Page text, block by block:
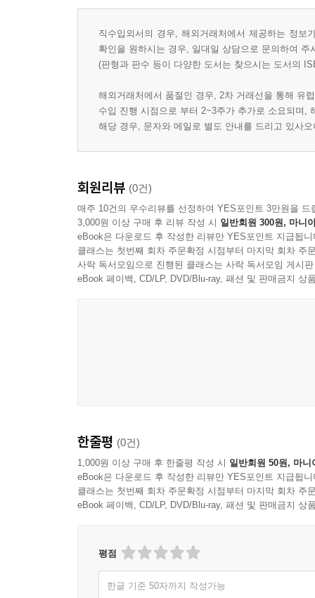
직수입외서의 경우, 해외거래처에서 제공하는 정
확인을 원하시는 경우, 일대일 상담으로 문의하여 주
(판형과 판수 등이 다양한 도서는 찾으시는 도서의
해외거래처에서 품절인 경우, 2차 거래선을 통해 유
수입 진행 시점으로 부터 2~3주가 추가로 소요되며,
해당 경우, 문자와 메일로 별도 안내를 드리고 있사
회원리뷰 (0건)
매주 10건의 우수리뷰를 선정하여 YES포인트 3만원을 드
3,000원 이상 구매 후 리뷰 작성 시 일반회원 300원, 마니
eBook은 다운로드 후 작성한 리뷰만 YES포인트 지급됩니
클래스는 첫번째 회차 주문확정 시점부터 마지막 회차 주
사락 독서모임으로 진행된 클래스는 사락 독서모임 게시
eBook 페이백, CD/LP, DVD/Blu-ray, 패션 및 판매금지 상
한줄평 (0건)
1,000원 이상 구매 후 한줄평 작성 시 일반회원 50원, 마니
eBook은 다운로드 후 작성한 리뷰만 YES포인트 지급됩니
클래스는 첫번째 회차 주문확정 시점부터 마지막 회차 주
eBook 페이백, CD/LP, DVD/Blu-ray, 패션 및 판매금지 상
평점
한글 기준 50자까지 작성가능